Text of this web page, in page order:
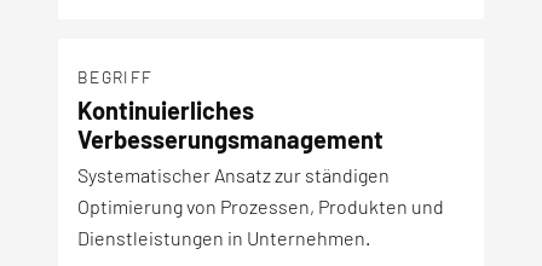
BEGRIFF
Kontinuierliches
Verbesserungsmanagement
Systematischer Ansatz zur ständigen
Optimierung von Prozessen, Produkten und
Dienstleistungen in Unternehmen.